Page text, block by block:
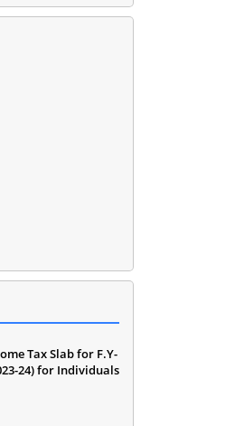
Tax Slab for F.Y-
24) for Individuals